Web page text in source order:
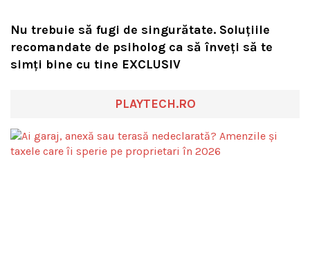
Nu trebuie să fugi de singurătate. Soluțiile
recomandate de psiholog ca să înveți să te
simți bine cu tine EXCLUSIV
PLAYTECH.RO